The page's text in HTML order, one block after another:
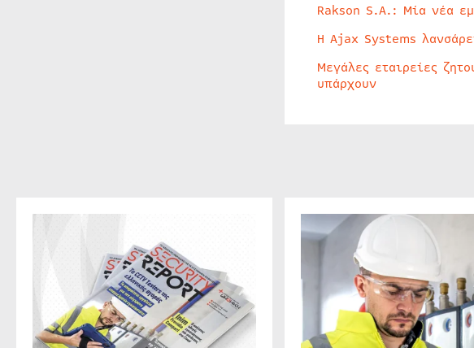
Rakson S.A.: Μία νέα
Η Ajax Systems
Μεγάλες εταιρείες
υπάρχουν